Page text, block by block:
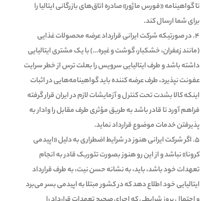
تا گواهینامه «فورس ماژور» صادره اتاق‌های بازرگانی ایتالیا را
برای شما ارسال کند.
در صورتیکه شرکت ایرانی قرارداد عرضه محصولات غذایی
(مانند زعفران، خشکبار، گوشت و غیره…) با یک مشتری ایتالیایی
داشته باشد و طرف ایتالیایی سرویس را بعلت ترس از خطر سرایت
عفونت نپذیرد، طرف عرضه کننده باید گواهینامه‌هایی در اثبات
اینکه کالا بشدت تحت کنترل و آزمایشات لازم در ایران قرار گرفته
فراهم آورد تا قادر باشد به طریق مؤثری طرف مقابل را وادار به
پذیرفتن خدمات موضوع قرارداد نماید.
اگر شرکت ایرانی هنوز در شرایط اضطراری به دلیل «اپیدمی
کرونا» نباشد و از این رو هنوز بصورت تئوریک قادر به انجام
تعهدات خود باشد، باید، به نشانه حسن نیت، به طرف قرارداد
ایتالیایی خود اطلاع دهد که در کشور مبتلا به اپیدمی بسر می‌برد